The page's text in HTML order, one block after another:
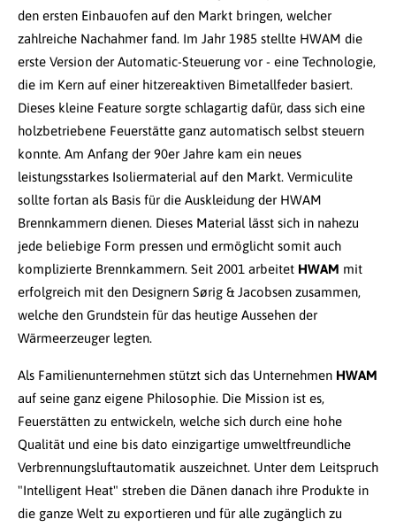
den ersten Einbauofen auf den Markt bringen, welcher
zahlreiche Nachahmer fand. Im Jahr 1985 stellte HWAM die
erste Version der Automatic-Steuerung vor - eine Technologie,
die im Kern auf einer hitzereaktiven Bimetallfeder basiert.
Dieses kleine Feature sorgte schlagartig dafür, dass sich eine
holzbetriebene Feuerstätte ganz automatisch selbst steuern
konnte. Am Anfang der 90er Jahre kam ein neues
leistungsstarkes Isoliermaterial auf den Markt. Vermiculite
sollte fortan als Basis für die Auskleidung der HWAM
Brennkammern dienen. Dieses Material lässt sich in nahezu
jede beliebige Form pressen und ermöglicht somit auch
komplizierte Brennkammern. Seit 2001 arbeitet HWAM mit
erfolgreich mit den Designern Sørig & Jacobsen zusammen,
welche den Grundstein für das heutige Aussehen der
Wärmeerzeuger legten.
Als Familienunternehmen stützt sich das Unternehmen HWAM
auf seine ganz eigene Philosophie. Die Mission ist es,
Feuerstätten zu entwickeln, welche sich durch eine hohe
Qualität und eine bis dato einzigartige umweltfreundliche
Verbrennungsluftautomatik auszeichnet. Unter dem Leitspruch
"Intelligent Heat" streben die Dänen danach ihre Produkte in
die ganze Welt zu exportieren und für alle zugänglich zu